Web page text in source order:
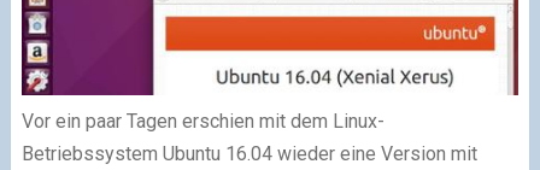
Vor ein paar Tagen erschien mit dem Linux-
Betriebssystem Ubuntu 16.04 wieder eine Version mit